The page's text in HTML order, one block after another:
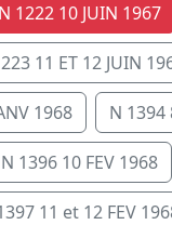
N 1222 10 JUIN 1967
11 ET 12 JUIN
1968 N 1394
N 1396 10 FEV 1968
11 et 12 FEV